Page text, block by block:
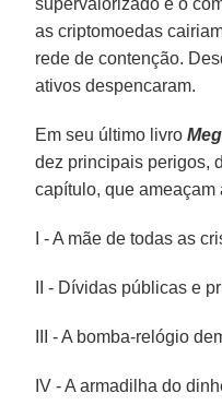
as criptomoedas
rede de contenção.
ativos despencaram.
Em seu último livro
dez principais perigos,
capítulo, que ameaçam
I - A mãe de todas as
II - Dívidas públicas e
III - A bomba-relógio
IV - A armadilha do